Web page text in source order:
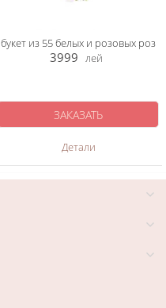
букет из 55 белых и розовых роз
3999 лей
Детали
ЗАКАЗАТЬ